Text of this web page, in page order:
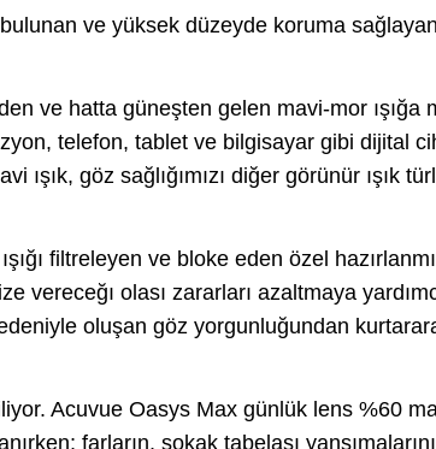
ve yüksek düzeyde koruma sağlayan
ve hatta güneşten gelen mavi-mor ışığa
telefon, tablet ve bilgisayar gibi dijital
ışık, göz sağlığımızı diğer görünür ışık
filtreleyen ve bloke eden özel
vereceğı olası zararları azaltmaya
oluşan göz yorgunluğundan
Acuvue Oasys Max günlük lens %60
farların, sokak tabelası